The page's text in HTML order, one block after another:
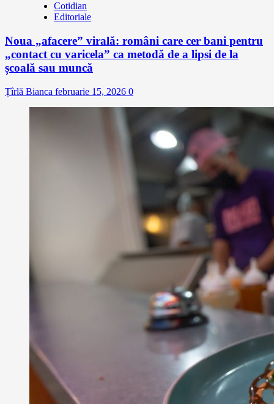
Cotidian
Editoriale
Noua „afacere” virală: români care cer bani pentru
„contact cu varicela” ca metodă de a lipsi de la
școală sau muncă
Țîrlă Bianca februarie 15, 2026 0